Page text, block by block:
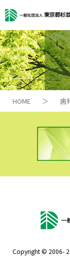
HOME ＞ 歯
Copyright © 2006-